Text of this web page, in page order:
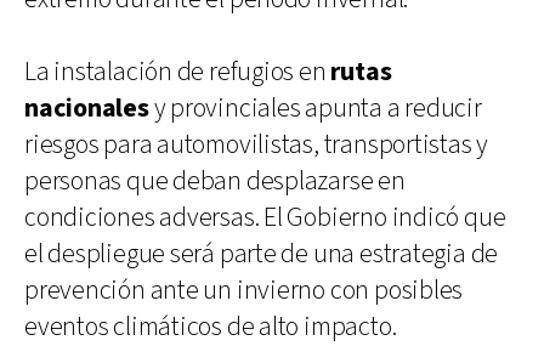
La instalación de refugios en rutas
nacionalesy provinciales apunta a reducir
riesgos para automovilistas, transportistas y
personas que deban desplazarse en
condiciones adversas. El Gobierno indicó que
el despliegue será parte de una estrategia de
prevención ante un invierno con posibles
eventos climáticos de alto impacto.